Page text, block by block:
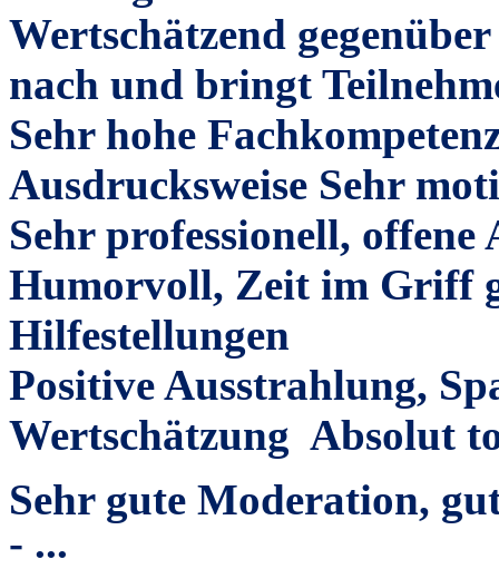
Wertschätzend
nach und bringt
Sehr hohe
Ausdrucksweise Sehr
Sehr professionell,
Humorvoll, Zeit im Griff
Hilfestellungen
Positive Ausstrahlung,
Wertschätzung Absolut
Sehr gute Moderation,
- ...